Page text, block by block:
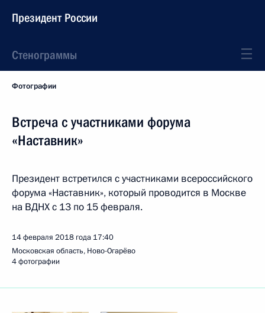
Президент России
Стенограммы
Фотографии
Встреча с участниками форума
«Наставник»
Президент встретился с участниками всероссийского
форума «Наставник», который проводится в Москве
на ВДНХ с 13 по 15 февраля.
14 февраля 2018 года 17:40
Московская область, Ново-Огарёво
4 фотографии